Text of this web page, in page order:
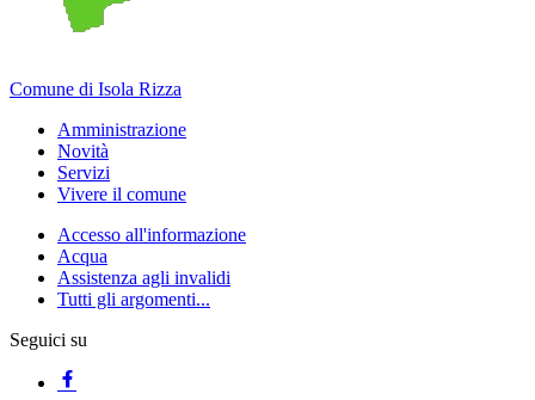
Comune di Isola Rizza
Amministrazione
Novità
Servizi
Vivere il comune
Accesso all'informazione
Acqua
Assistenza agli invalidi
Tutti gli argomenti...
Seguici su